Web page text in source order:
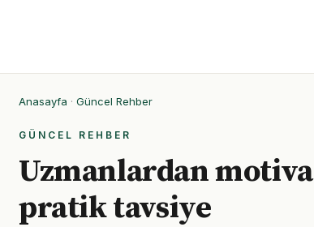
Anasayfa · Güncel Rehber
GÜNCEL REHBER
Uzmanlardan
pratik tavsiye